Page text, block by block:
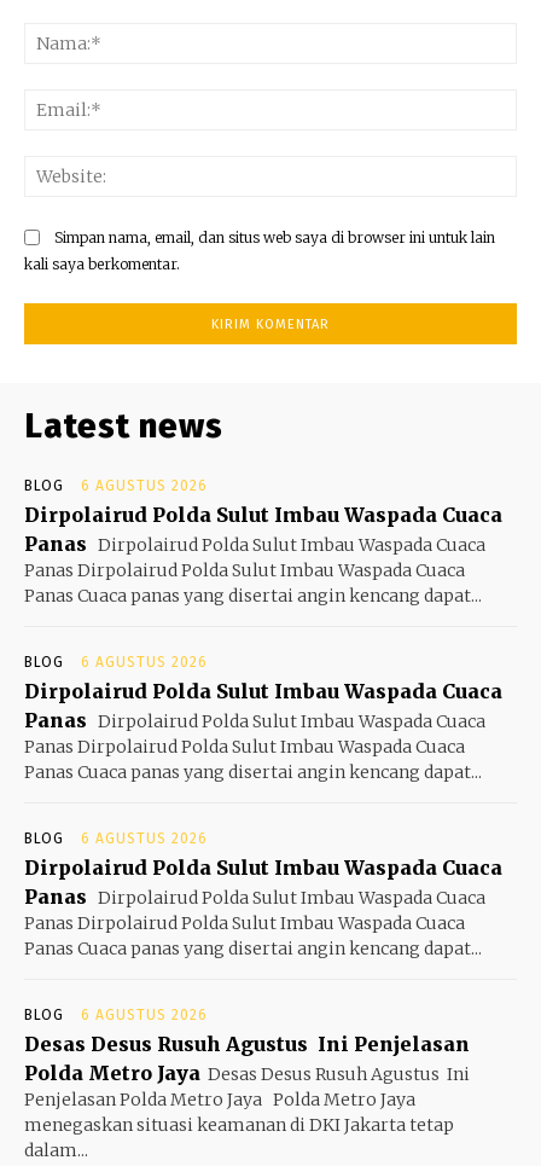
Simpan nama, email, dan situs web saya di browser ini untuk lain
kali saya berkomentar.
Latest news
BLOG 6 AGUSTUS 2026
Dirpolairud Polda Sulut Imbau Waspada Cuaca
Panas Dirpolairud Polda Sulut Imbau Waspada Cuaca
Panas Dirpolairud Polda Sulut Imbau Waspada Cuaca
Panas Cuaca panas yang disertai angin kencang dapat...
BLOG 6 AGUSTUS 2026
Dirpolairud Polda Sulut Imbau Waspada Cuaca
Panas Dirpolairud Polda Sulut Imbau Waspada Cuaca
Panas Dirpolairud Polda Sulut Imbau Waspada Cuaca
Panas Cuaca panas yang disertai angin kencang dapat...
BLOG 6 AGUSTUS 2026
Dirpolairud Polda Sulut Imbau Waspada Cuaca
Panas Dirpolairud Polda Sulut Imbau Waspada Cuaca
Panas Dirpolairud Polda Sulut Imbau Waspada Cuaca
Panas Cuaca panas yang disertai angin kencang dapat...
BLOG 6 AGUSTUS 2026
Desas Desus Rusuh Agustus Ini Penjelasan
Polda Metro Jaya Desas Desus Rusuh Agustus Ini
Penjelasan Polda Metro Jaya Polda Metro Jaya
menegaskan situasi keamanan di DKI Jakarta tetap
dalam...